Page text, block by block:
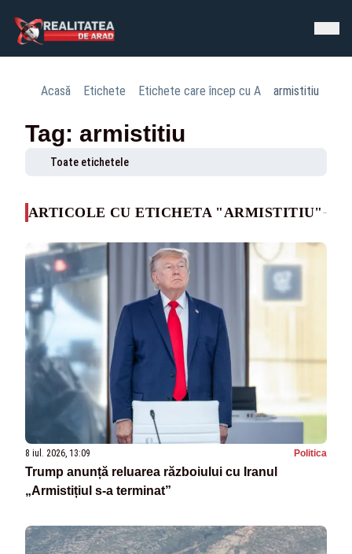
Acasă Etichete Etichete care încep cu A armistitiu
Tag: armistitiu
Toate etichetele
ARTICOLE CU ETICHETA "ARMISTITIU"
8 iul. 2026, 13:09 Politica
Trump anunță reluarea războiului cu Iranul
„Armistițiul s-a terminat”